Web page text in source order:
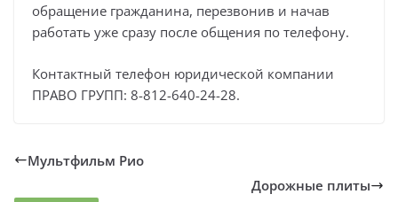
обращение гражданина, перезвонив и начав
работать уже сразу после общения по телефону.
Контактный телефон юридической компании
ПРАВО ГРУПП: 8-812-640-24-28.
Мультфильм Рио
Дорожные плиты